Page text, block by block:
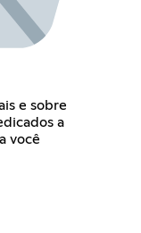
e sobre
a
você